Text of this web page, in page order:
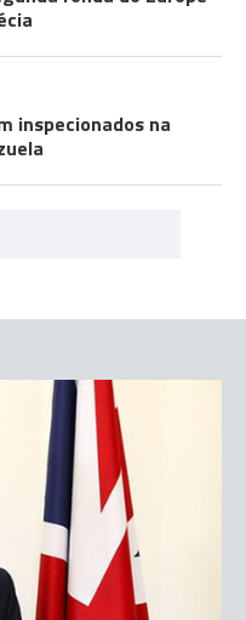
inspecionados na